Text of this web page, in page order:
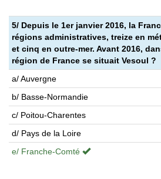
5/ Depuis le 1er janvier 2016, la
régions administratives, treize en
et cinq en outre-mer. Avant 2016,
région de France se situait Vesoul ?
a/ Auvergne
b/ Basse-Normandie
c/ Poitou-Charentes
d/ Pays de la Loire
e/ Franche-Comté